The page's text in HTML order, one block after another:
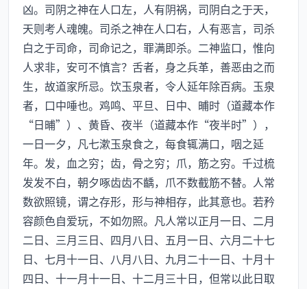
凶。司阴之神在人口左，人有阴祸，司阴白之于天，
天则考人魂魄。司杀之神在人口右，人有恶言，司杀
白之于司命，司命记之，罪满即杀。二神监口，惟向
人求非，安可不慎言？舌者，身之兵革，善恶由之而
生，故道家所忌。饮玉泉者，令人延年除百病。玉泉
者，口中唾也。鸡鸣、平旦、日中、晡时（道藏本作
“日晡”）、黄昏、夜半（道藏本作“夜半时”），
一日一夕，凡七漱玉泉食之，每食辄满口，咽之延
年。发，血之穷；齿，骨之穷；爪，筋之穷。千过梳
发发不白，朝夕啄齿齿不齲，爪不数截筋不替。人常
数欲照镜，谓之存形，形与神相存，此其意也。若矜
容颜色自爱玩，不如勿照。凡人常以正月一日、二月
二日、三月三日、四月八日、五月一日、六月二十七
日、七月十一日、八月八日、九月二十一日、十月十
四日、十一月十一日、十二月三十日，但常以此日取